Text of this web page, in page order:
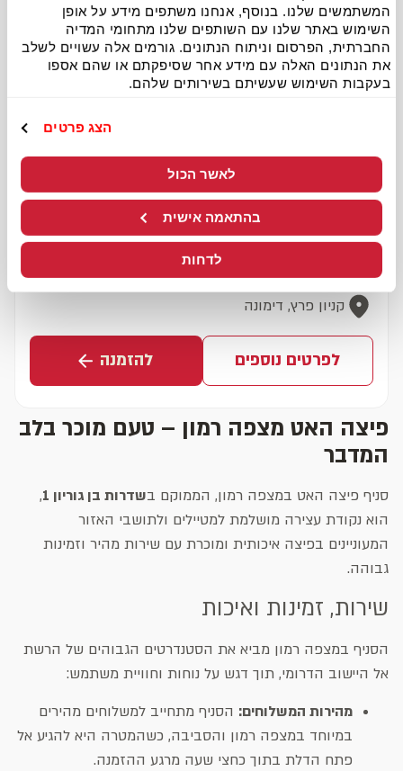
המשתמשים שלנו. בנוסף, אנחנו משתפים מידע על אופן
השימוש באתר שלנו עם השותפים שלנו מתחומי המדיה
החברתית, הפרסום וניתוח הנתונים. גורמים אלה עשויים לשלב
את הנתונים האלה עם מידע אחר שסיפקתם או שהם אספו
בעקבות השימוש שעשיתם בשירותים שלהם.
הצג פרטים
לאשר הכול
בהתאמה אישית
לדחות
דימונה
כשר בד"ץ בית יוסף
קניון פרץ, דימונה
לפרטים נוספים להזמנה
פיצה האט מצפה רמון – טעם מוכר בלב
המדבר
סניף פיצה האט במצפה רמון, הממוקם בשדרות בן גוריון 1
,
הוא נקודת עצירה מושלמת למטיילים ולתושבי האזור
המעוניינים בפיצה איכותית ומוכרת עם שירות מהיר וזמינות
גבוהה.
שירות, זמינות ואיכות
הסניף במצפה רמון מביא את הסטנדרטים הגבוהים של הרשת
אל היישוב הדרומי, תוך דגש על נוחות וחוויית משתמש:
מהירות המשלוחים: הסניף מתחייב למשלוחים מהירים
במיוחד במצפה רמון והסביבה, כשהמטרה היא להגיע אל
פתח הדלת בתוך כחצי שעה מרגע ההזמנה.